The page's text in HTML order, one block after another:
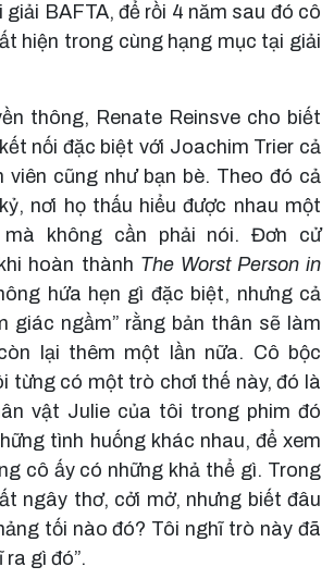
giải BAFTA, để rồi 4 năm sau đó cô
hiện trong cùng hạng mục tại giải
thông, Renate Reinsve cho biết
nối đặc biệt với Joachim Trier cả
viên cũng như bạn bè. Theo đó cả
nơi họ thấu hiểu được nhau một
không cần phải nói. Đơn cử
hoàn thành The Worst Person in
hứa hẹn gì đặc biệt, nhưng cả
giác ngầm” rằng bản thân sẽ làm
lại thêm một lần nữa. Cô bộc
từng có một trò chơi thế này, đó là
vật Julie của tôi trong phim đó
tình huống khác nhau, để xem
cô ấy có những khả thể gì. Trong
ngây thơ, cởi mở, nhưng biết đâu
tối nào đó? Tôi nghĩ trò này đã
ra gì đó”.